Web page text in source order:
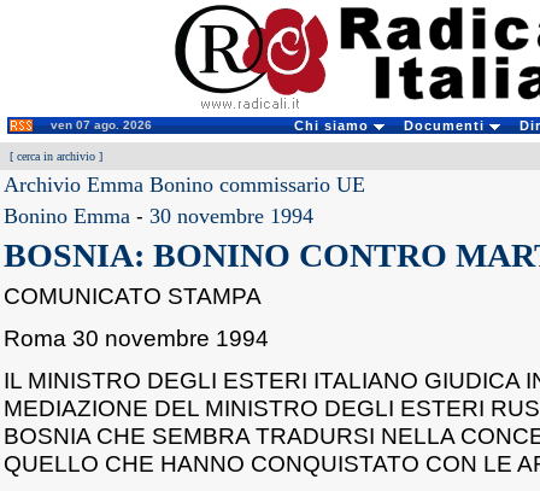
ven 07 ago. 2026 Chi siamo Documenti
[ cerca in archivio ]
Archivio Emma Bonino commissario UE
Bonino Emma - 30 novembre 1994
BOSNIA: BONINO CONTRO
COMUNICATO STAMPA
Roma 30 novembre 1994
IL MINISTRO DEGLI ESTERI ITALIANO GIUDICA
MEDIAZIONE DEL MINISTRO DEGLI ESTERI
BOSNIA CHE SEMBRA TRADURSI NELLA
QUELLO CHE HANNO CONQUISTATO CON LE